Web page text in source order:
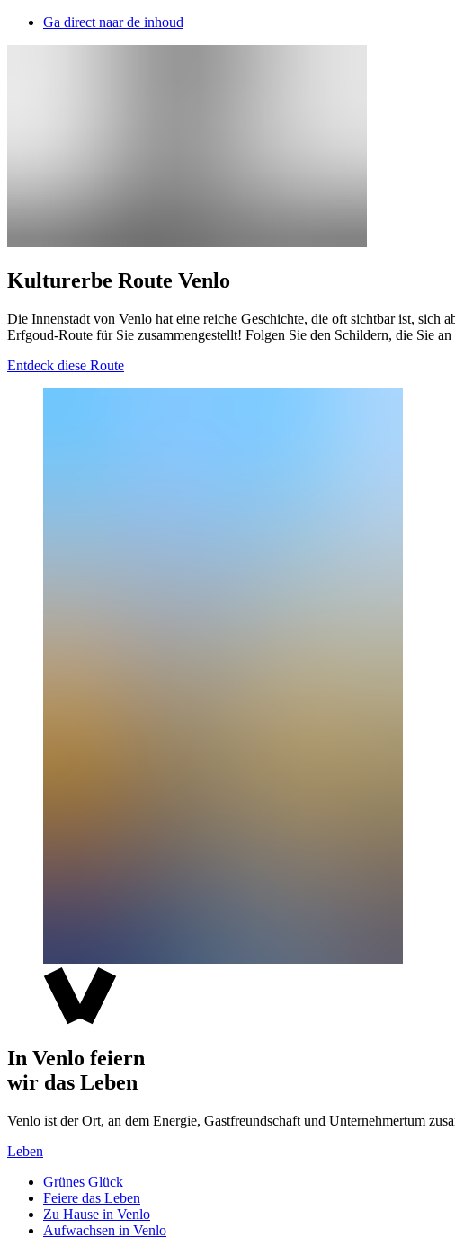
Ga direct naar de inhoud
Kulturerbe Route Venlo
Die Innenstadt von Venlo hat eine reiche Geschichte, die oft sichtbar ist, sich
Erfgoud-Route für Sie zusammengestellt! Folgen Sie den Schildern, die Sie
Entdeck diese Route
In Venlo feiern
wir das Leben
Venlo ist der Ort, an dem Energie, Gastfreundschaft und Unternehmertum
Leben
Grünes Glück
Feiere das Leben
Zu Hause in Venlo
Aufwachsen in Venlo